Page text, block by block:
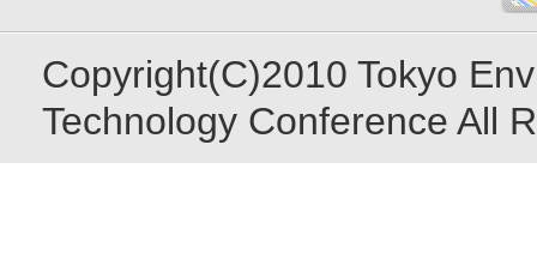
Copyright(C)2010 Tokyo
Technology Conference All